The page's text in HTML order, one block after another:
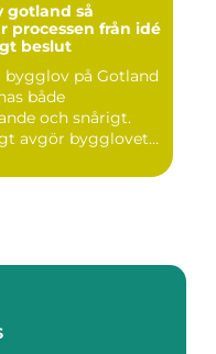
så
processen från idé
beslut
bygglov på Gotland
både
och snårigt.
avgör bygglovet